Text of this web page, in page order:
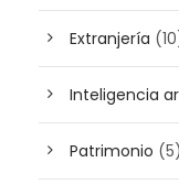
Extranjería
Inteligencia
Patrimonio (5)